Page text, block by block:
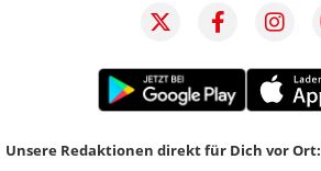
Unsere Redaktionen direkt für Dich vor Ort: